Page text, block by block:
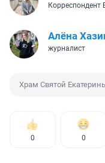
Корреспондент
Алёна
журналист
Храм Святой
0 0